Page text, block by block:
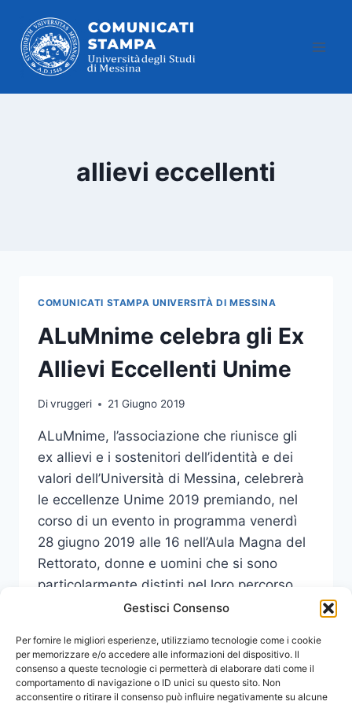
Gestisci Consenso
Per fornire le migliori esperienze, utilizziamo tecnologie come i cookie
per memorizzare e/o accedere alle informazioni del dispositivo. Il
consenso a queste tecnologie ci permetterà di elaborare dati come il
comportamento di navigazione o ID unici su questo sito. Non
acconsentire o ritirare il consenso può influire negativamente su alcune
contenuto
allievi eccellenti
COMUNICATI STAMPA UNIVERSITÀ DI MESSINA
ALuMnime celebra gli Ex
Allievi Eccellenti Unime
Divruggeri 21 Giugno 2019
ALuMnime, l’associazione che riunisce gli
ex allievi e i sostenitori dell’identità e dei
valori dell’Università di Messina, celebrerà
le eccellenze Unime 2019 premiando, nel
corso di un evento in programma venerdì
28 giugno 2019 alle 16 nell’Aula Magna del
Rettorato, donne e uomini che si sono
particolarmente distinti nel loro percorso
professionale, in sintonia con…
LEGGI DI PIÙALUMNIME
CELEBRA
GLI
EX